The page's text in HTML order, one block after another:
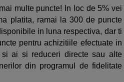
multe puncte! In loc de 5% vei
platita, ramai la 300 de puncte
in luna respectiva, dar ti
pentru achizitiile efectuate in
ai si reduceri directe sau alte
din programul de fidelitate